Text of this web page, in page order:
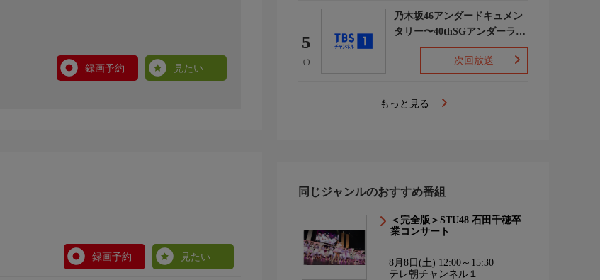
録画予約
見たい
録画予約 見たい
5
(-)
乃木坂46アンダードキュメン
タリー〜40thSGアンダーライ
ブ舞台裏〜
次回放送
もっと見る
同じジャンルのおすすめ番組
＜完全版＞STU48 石田千穂卒
業コンサート
8月8日(土) 12:00～15:30
テレ朝チャンネル１